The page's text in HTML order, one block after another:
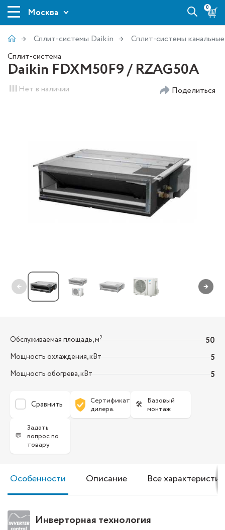
Москва 0
Сплит-системы Daikin
Сплит-системы канальные
Сплит-система
Daikin FDXM50F9 / RZAG50A
Нет в наличии Поделиться
← →
Обслуживаемая площадь, м2 50
Мощность охлаждения, кВт 5
Мощность обогрева, кВт 5
Сравнить
Сертификат
дилера.
🛠 Базовый
монтаж
💬
Задать
вопрос по
товару
Особенности Описание Все
Инверторная технология